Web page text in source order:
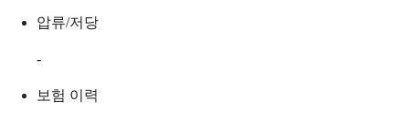
압류/저당
-
보험 이력